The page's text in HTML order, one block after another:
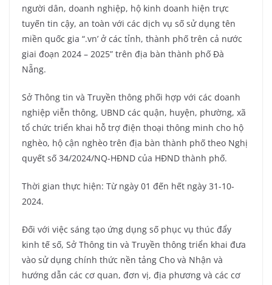
người dân, doanh nghiệp, hộ kinh doanh hiện trực
tuyến tin cậy, an toàn với các dịch vụ số sử dụng tên
miền quốc gia “.vn’ ở các tỉnh, thành phố trên cả nước
giai đoạn 2024 – 2025” trên địa bàn thành phố Đà
Nẵng.
Sở Thông tin và Truyền thông phối hợp với các doanh
nghiệp viễn thông, UBND các quận, huyện, phường, xã
tổ chức triển khai hỗ trợ điện thoại thông minh cho hộ
nghèo, hộ cận nghèo trên địa bàn thành phố theo Nghị
quyết số 34/2024/NQ-HĐND của HĐND thành phố.
Thời gian thực hiện: Từ ngày 01 đến hết ngày 31-10-
2024.
Đối với việc sáng tạo ứng dụng số phục vụ thúc đẩy
kinh tế số, Sở Thông tin và Truyền thông triển khai đưa
vào sử dụng chính thức nền tảng Cho và Nhận và
hướng dẫn các cơ quan, đơn vị, địa phương và các cơ